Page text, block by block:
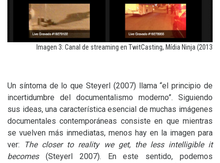
Imagen 3: Canal de streaming en TwitCasting, Mídia Ninja (2013
Un síntoma de lo que Steyerl (2007) llama “el principio de
incertidumbre del documentalismo moderno”. Siguiendo
sus ideas, una característica esencial de muchas imágenes
documentales contemporáneas consiste en que mientras
se vuelven más inmediatas, menos hay en la imagen para
ver:
The closer to reality we get, the less intelligible it
becomes(Steyerl 2007). En este sentido, podemos